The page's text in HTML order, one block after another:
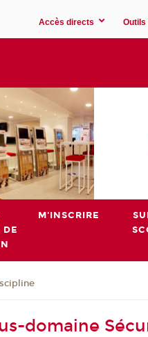
Accès directs Outils
DE
M'INSCRIRE
domaine